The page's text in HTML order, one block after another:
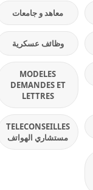
معاهد و جامعات
وظائف عسكرية
MODELES
DEMANDES ET
LETTRES
TELECONSEILLES
مستشاري الهواتف